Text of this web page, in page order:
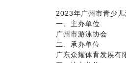
2023年广州市青少
一、主办单位
广州市游泳协会
二、承办单位
广东众耀体育发展有